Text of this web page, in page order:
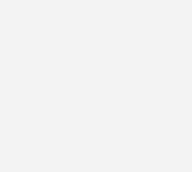
mit dem
Sie regelmäßig von uns
Neuigkeiten, gebündelt und